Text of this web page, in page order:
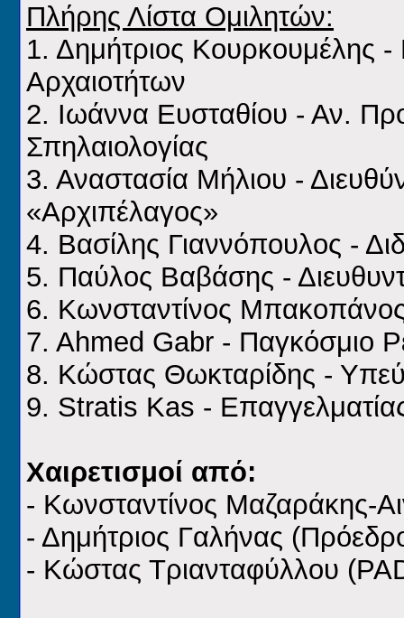
Πλήρης Λίστα Ομιλητών:
1. Δημήτριος Κουρκουμέλης
Αρχαιοτήτων
2. Ιωάννα Ευσταθίου - Αν.
Σπηλαιολογίας
3. Αναστασία Μήλιου -
«Αρχιπέλαγος»
4. Βασίλης Γιαννόπουλος -
5. Παύλος Βαβάσης -
6. Κωνσταντίνος
7. Ahmed Gabr - Παγκόσμιο
8. Κώστας Θωκταρίδης -
9. Stratis Kas -
Χαιρετισμοί από:
- Κωνσταντίνος Μαζαράκης-
- Δημήτριος Γαλήνας
- Κώστας Τριανταφύλλου